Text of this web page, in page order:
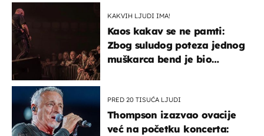
KAKVIH LJUDI IMA!
Kaos kakav se ne pamti:
Zbog suludog poteza jednog
muškarca bend je bio
PRED 20 TISUĆA LJUDI
Thompson izazvao ovacije
već na početku koncerta: